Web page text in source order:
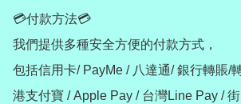
💳付款方法💳
我們提供多種安全方便的付款方式，
包括信用卡/ PayMe / 八達通/ 銀行轉賬/
港支付寶 / Apple Pay / 台灣Line Pay / 街